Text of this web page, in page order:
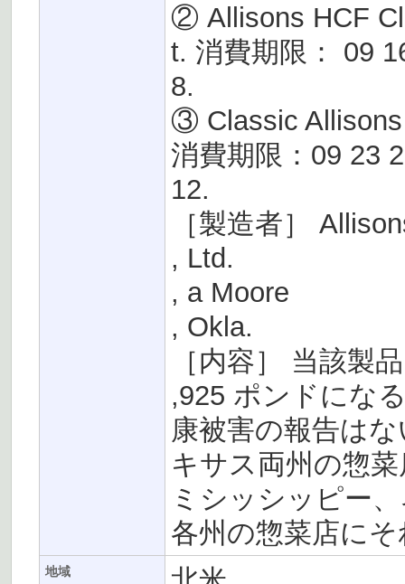
② Allisons HCF
t. 消費期限： 09
8.
③ Classic
消費期限：09 23
12.
［製造者］
, Ltd.
, a Moore
, Okla.
［内容］ 当該製
,925 ポンドにな
康被害の報告は
キサス両州の惣
ミシッシッピー
各州の惣菜店に
地域